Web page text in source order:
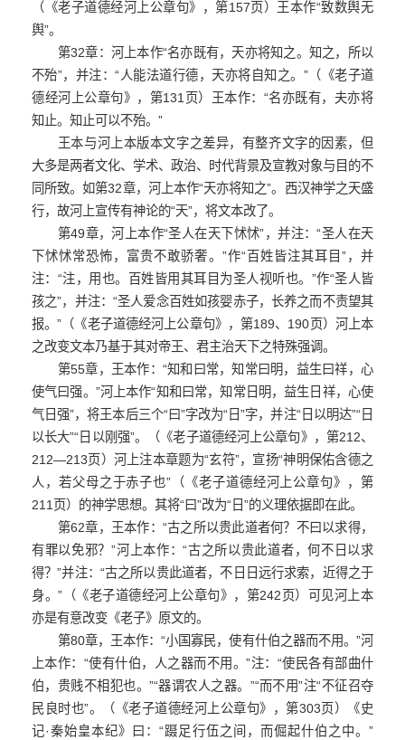
（《老子道德经河上公章句》，第157页）王本作“致数舆无
舆”。
第32章：河上本作“名亦既有，天亦将知之。知之，所以
不殆”，并注：“人能法道行德，天亦将自知之。”（《老子道
德经河上公章句》，第131页）王本作：“名亦既有，夫亦将
知止。知止可以不殆。”
王本与河上本版本文字之差异，有整齐文字的因素，但
大多是两者文化、学术、政治、时代背景及宣教对象与目的不
同所致。如第32章，河上本作“天亦将知之”。西汉神学之天盛
行，故河上宣传有神论的“天”，将文本改了。
第49章，河上本作“圣人在天下怵怵”，并注：“圣人在天
下怵怵常恐怖，富贵不敢骄奢。”作“百姓皆注其耳目”，并
注：“注，用也。百姓皆用其耳目为圣人视听也。”作“圣人皆
孩之”，并注：“圣人爱念百姓如孩婴赤子，长养之而不责望其
报。”（《老子道德经河上公章句》，第189、190页）河上本
之改变文本乃基于其对帝王、君主治天下之特殊强调。
第55章，王本作：“知和曰常，知常曰明，益生曰祥，心
使气曰强。”河上本作“知和曰常，知常日明，益生日祥，心使
气日强”，将王本后三个“曰”字改为“日”字，并注“日以明达”“日
以长大”“日以刚强”。（《老子道德经河上公章句》，第212、
212—213页）河上注本章题为“玄符”，宣扬“神明保佑含德之
人，若父母之于赤子也”（《老子道德经河上公章句》，第
211页）的神学思想。其将“曰”改为“日”的义理依据即在此。
第62章，王本作：“古之所以贵此道者何？不曰以求得，
有罪以免邪？”河上本作：“古之所以贵此道者，何不日以求
得？”并注：“古之所以贵此道者，不日日远行求索，近得之于
身。”（《老子道德经河上公章句》，第242页）可见河上本
亦是有意改变《老子》原文的。
第80章，王本作：“小国寡民，使有什伯之器而不用。”河
上本作：“使有什伯，人之器而不用。”注：“使民各有部曲什
伯，贵贱不相犯也。”“器谓农人之器。”“而不用”注“不征召夺
民良时也”。（《老子道德经河上公章句》，第303页）《史
记·秦始皇本纪》曰：“蹑足行伍之间，而倔起什伯之中。”